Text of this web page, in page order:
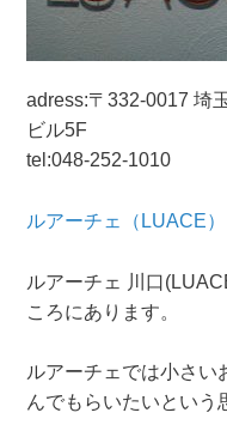
adress:〒332-0017 埼
ビル5F
tel:048-252-1010
ルアーチェ（LUACE
ルアーチェ 川口
ころにあります。
ルアーチェでは小さい
んでもらいたいという